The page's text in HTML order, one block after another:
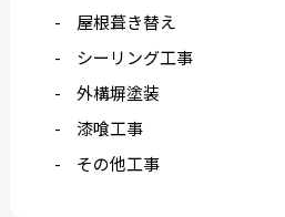
屋根葺き替え
シーリング工事
外構塀塗装
漆喰工事
その他工事